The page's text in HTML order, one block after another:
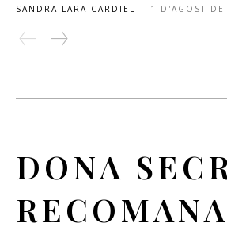
SANDRA LARA CARDIEL - 1 D'AGOST DE
DONA
RECOMANA